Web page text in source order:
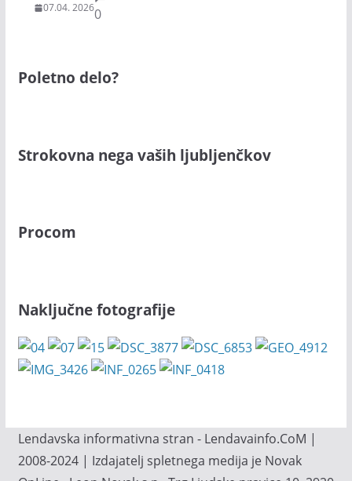
07.04. 20260
Poletno delo?
Strokovna nega vaših ljubljenčkov
Procom
Naključne fotografije
Lendavska informativna stran - Lendavainfo.CoM |
2008-2024 | Izdajatelj spletnega medija je Novak